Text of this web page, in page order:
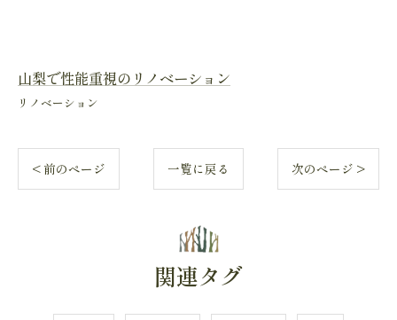
山梨で性能重視のリノベーション
リノベーション
< 前のページ 一覧に戻る 次のページ >
関連タグ